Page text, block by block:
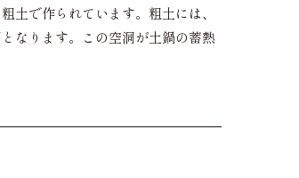
土で作られています。粗土には、
なります。この空洞が土鍋の蓄熱